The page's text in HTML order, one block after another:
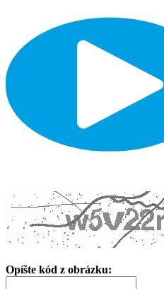
Opíšte kód z obrázku: